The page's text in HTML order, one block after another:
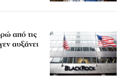
από τις
αυξάνει